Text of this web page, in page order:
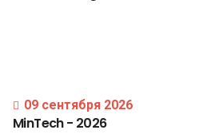
09 сентября 2026
MinTech- 2026